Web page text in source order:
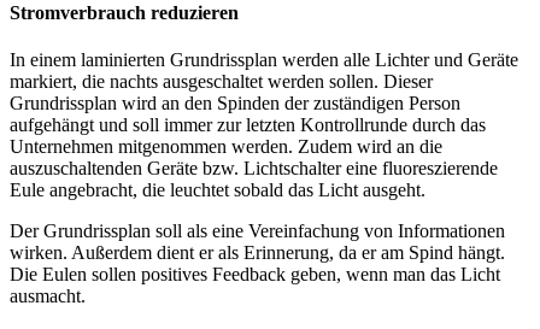
Stromverbrauch reduzieren
In einem laminierten Grundrissplan werden alle Lichter und Geräte
markiert, die nachts ausgeschaltet werden sollen. Dieser
Grundrissplan wird an den Spinden der zuständigen Person
aufgehängt und soll immer zur letzten Kontrollrunde durch das
Unternehmen mitgenommen werden. Zudem wird an die
auszuschaltenden Geräte bzw. Lichtschalter eine fluoreszierende
Eule angebracht, die leuchtet sobald das Licht ausgeht.
Der Grundrissplan soll als eine Vereinfachung von Informationen
wirken. Außerdem dient er als Erinnerung, da er am Spind hängt.
Die Eulen sollen positives Feedback geben, wenn man das Licht
ausmacht.